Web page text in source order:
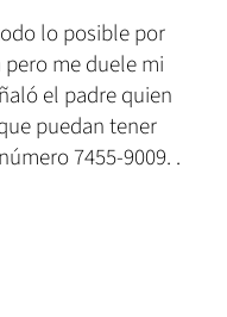
lo posible por
me duele mi
el padre quien
puedan tener
7455-9009. .